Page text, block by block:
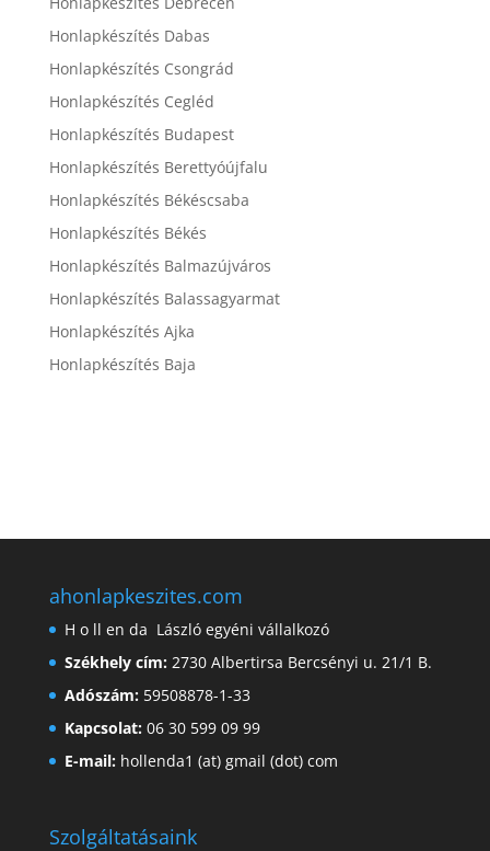
Honlapkészítés Dabas
Honlapkészítés Csongrád
Honlapkészítés Cegléd
Honlapkészítés Budapest
Honlapkészítés Berettyóújfalu
Honlapkészítés Békéscsaba
Honlapkészítés Békés
Honlapkészítés Balmazújváros
Honlapkészítés Balassagyarmat
Honlapkészítés Ajka
Honlapkészítés Baja
ahonlapkeszites.com
H o ll en da László egyéni vállalkozó
Székhely cím:2730 Albertirsa Bercsényi u. 21/1 B.
Adószám:59508878-1-33
Kapcsolat:06 30 599 09 99
E-mail:hollenda1 (at) gmail (dot) com
Szolgáltatásaink